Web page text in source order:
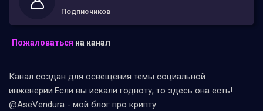
Подписчиков
Пожаловаться на канал
Канал создан для освещения темы социальной
инженерии.Если вы искали годноту, то здесь она есть!
@AseVendura - мой блог про крипту